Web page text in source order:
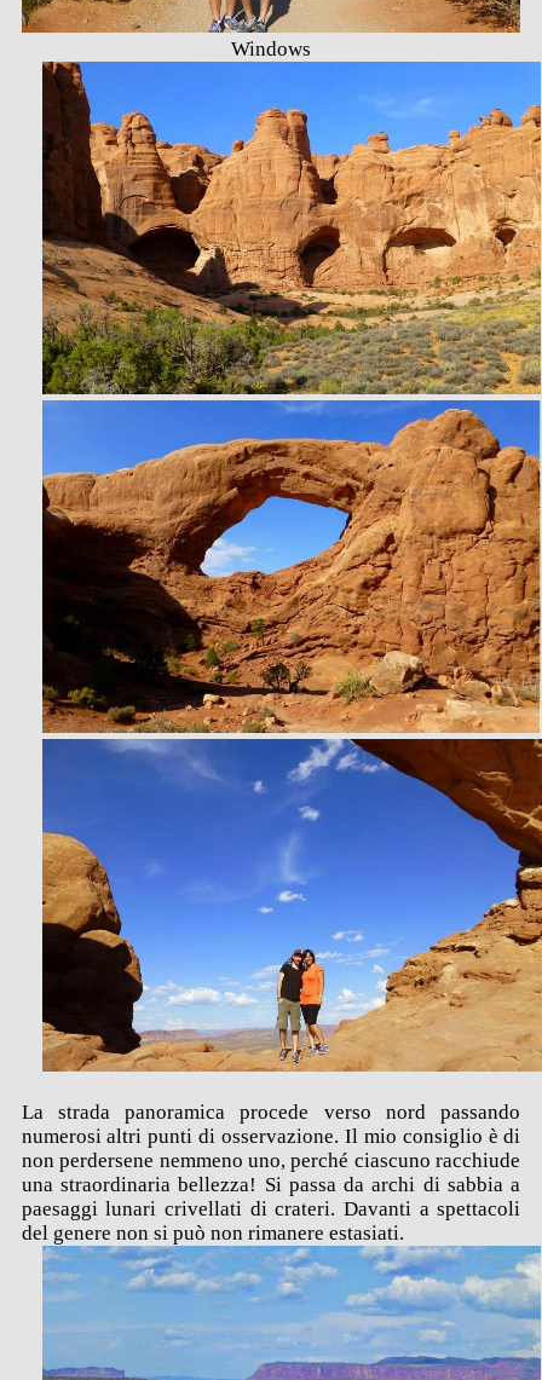
Windows
La strada panoramica procede verso nord passando
numerosi altri punti di osservazione. Il mio consiglio è di
non perdersene nemmeno uno, perché ciascuno racchiude
una straordinaria bellezza! Si passa da archi di sabbia a
paesaggi lunari crivellati di crateri. Davanti a spettacoli
del genere non si può non rimanere estasiati.